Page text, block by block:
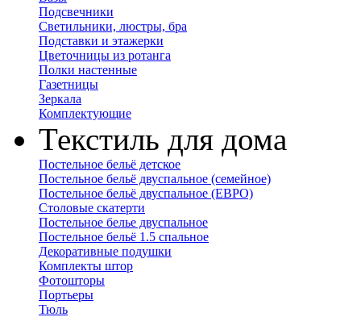
Подсвечники
Светильники, люстры, бра
Подставки и этажерки
Цветочницы из ротанга
Полки настенные
Газетницы
Зеркала
Комплектующие
Текстиль для дома
Постельное бельё детское
Постельное бельё двуспальное (семейное)
Постельное бельё двуспальное (ЕВРО)
Столовые скатерти
Постельное белье двуспальное
Постельное бельё 1.5 спальное
Декоративные подушки
Комплекты штор
Фотошторы
Портьеры
Тюль